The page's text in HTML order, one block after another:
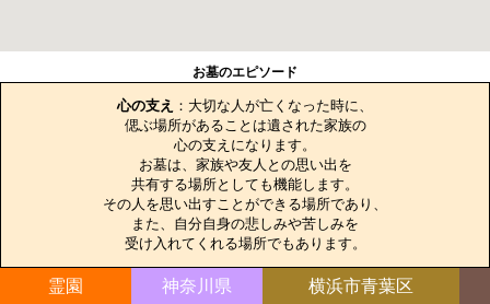
お墓のエピソード
心の支え ：大切な人が亡くなった時に、
偲ぶ場所があることは遺された家族の
心の支えになります。
お墓は、家族や友人との思い出を
共有する場所としても機能します。
その人を思い出すことができる場所であり、
また、自分自身の悲しみや苦しみを
受け入れてくれる場所でもあります。
霊園 神奈川県 横浜市青葉区